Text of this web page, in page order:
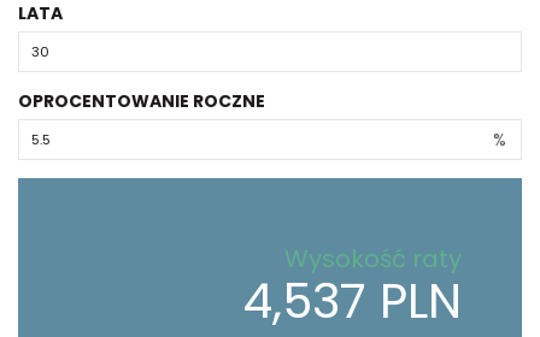
LATA
OPROCENTOWANIE ROCZNE
%
Wysokość raty
4,537 PLN